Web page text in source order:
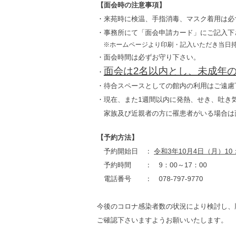
【面会時の注意事項】
・来苑時に検温、手指消毒、マスク着用は必
・事務所にて「面会申請カード」にご記入下
※ホームページより印刷・記入いただき当日
・面会時間は必ずお守り下さい。
・ 面会は2名以内とし、未成年
・待合スペースとしての館内の利用はご遠慮
・現在、また1週間以内に発熱、せき、吐き
家族及び近親者の方に罹患者がいる場合は
【予約方法】
予約開始日 ： 令和3年10月4日（月）10
予約時間 ： 9：00～17：00
電話番号 ： 078-797-9770
今後のコロナ感染者数の状況により検討し
ご確認下さいますようお願いいたします。